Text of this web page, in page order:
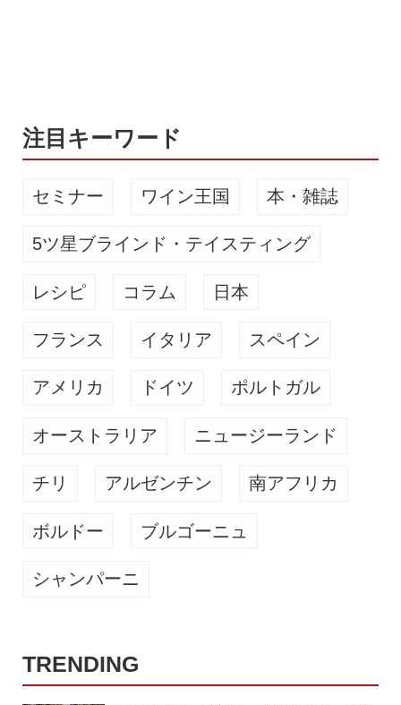
注目キーワード
セミナー ワイン王国 本・雑誌
5ツ星ブラインド・テイスティング
レシピ コラム 日本
フランス イタリア スペイン
アメリカ ドイツ ポルトガル
オーストラリア ニュージーランド
チリ アルゼンチン 南アフリカ
ボルドー ブルゴーニュ
シャンパーニ
TRENDING